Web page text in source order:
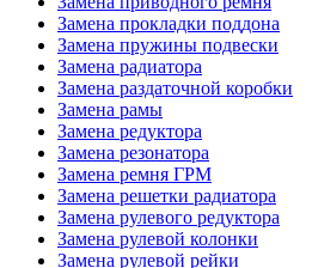
Замена прокладки поддона
Замена пружины подвески
Замена радиатора
Замена раздаточной коробки
Замена рамы
Замена редуктора
Замена резонатора
Замена ремня ГРМ
Замена решетки радиатора
Замена рулевого редуктора
Замена рулевой колонки
Замена рулевой рейки